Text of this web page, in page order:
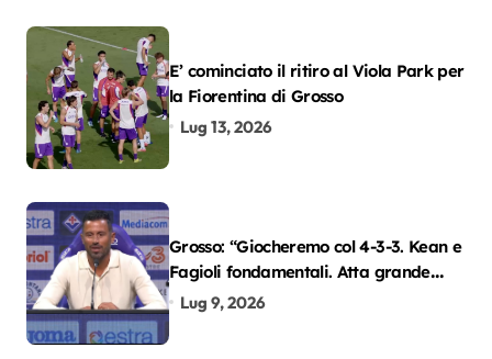
E’ cominciato il ritiro al Viola Park per
la Fiorentina di Grosso
Lug 13, 2026
Grosso: “Giocheremo col 4-3-3. Kean e
Fagioli fondamentali. Atta grande
colpo”
Lug 9, 2026